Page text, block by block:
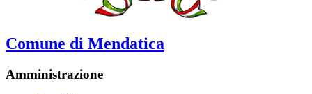
Comune di Mendatica
Amministrazione